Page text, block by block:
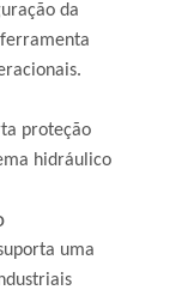
da
proteção
hidráulico
uma